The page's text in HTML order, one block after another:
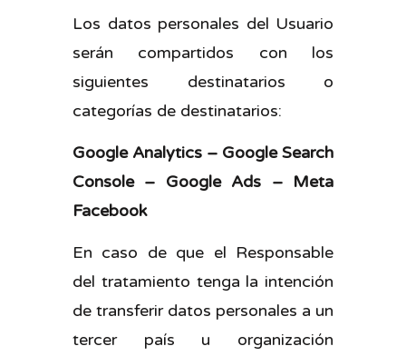
Los datos personales del Usuario
serán compartidos con los
siguientes destinatarios o
categorías de destinatarios:
Google Analytics – Google Search
Console – Google Ads – Meta
Facebook
En caso de que el Responsable
del tratamiento tenga la intención
de transferir datos personales a un
tercer país u organización